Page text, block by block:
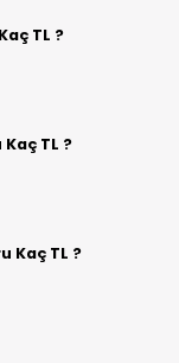
TL ?
TL ?
Kaç TL ?